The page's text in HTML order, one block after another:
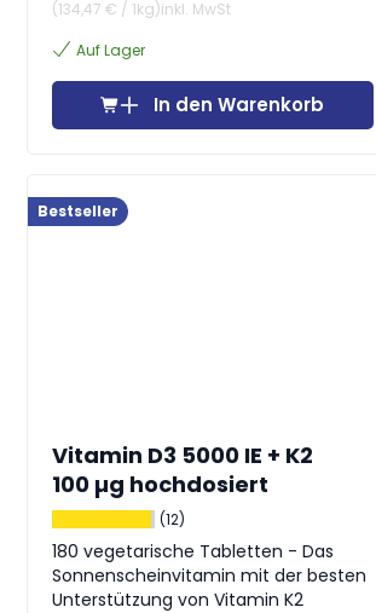
(134,47 € / 1kg)inkl. MwSt
Auf Lager
In den Warenkorb
Bestseller
Vitamin D3 5000 IE + K2
100 µg hochdosiert
(12)
180 vegetarische Tabletten - Das
Sonnenscheinvitamin mit der besten
Unterstützung von Vitamin K2